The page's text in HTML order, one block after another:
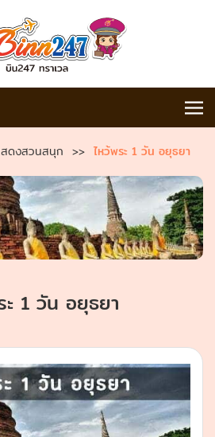
ดงสวนสนุก ไหว้พระ 1 วัน อยุธยา
ะ 1 วัน อยุธยา